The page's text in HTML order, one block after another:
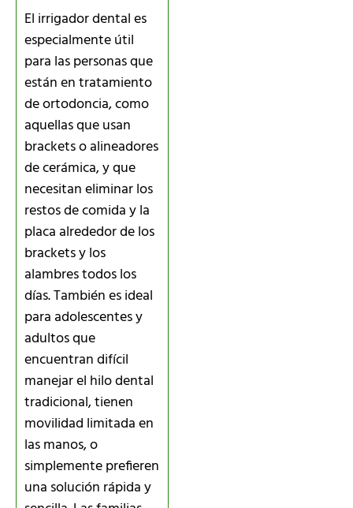
El irrigador dental es
especialmente útil
para las personas que
están en tratamiento
de ortodoncia, como
aquellas que usan
brackets o alineadores
de cerámica, y que
necesitan eliminar los
restos de comida y la
placa alrededor de los
brackets y los
alambres todos los
días. También es ideal
para adolescentes y
adultos que
encuentran difícil
manejar el hilo dental
tradicional, tienen
movilidad limitada en
las manos, o
simplemente prefieren
una solución rápida y